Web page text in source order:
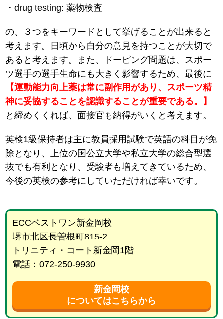
・drug testing: 薬物検査
の、３つをキーワードとして挙げることが出来ると
考えます。日頃から自分の意見を持つことが大切で
あると考えます。また、ドーピング問題は、スポー
ツ選手の選手生命にも大きく影響するため、最後に
【運動能力向上薬は常に副作用があり、スポーツ精
神に妥協することを認識することが重要である。】
と締めくくれば、面接官も納得がいくと考えます。
英検1級保持者は主に教員採用試験で英語の科目が免
除となり、上位の国公立大学や私立大学の総合型選
抜でも有利となり、受験者も増えてきているため、
今後の英検の参考にしていただければ幸いです。
ECCベストワン新金岡校
堺市北区長曽根町815-2
トリニティ・コート新金岡1階
電話：072-250-9930
新金岡校
についてはこちらから